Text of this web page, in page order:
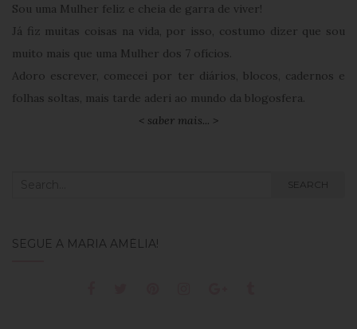
Sou uma Mulher feliz e cheia de garra de viver!
Já fiz muitas coisas na vida, por isso, costumo dizer que sou
muito mais que uma Mulher dos 7 ofícios.
Adoro escrever, comecei por ter diários, blocos, cadernos e
folhas soltas, mais tarde aderi ao mundo da blogosfera.
< saber mais... >
SEARCH
SEGUE A MARIA AMÉLIA!